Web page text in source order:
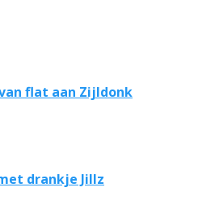
flat aan Zijldonk
drankje Jillz